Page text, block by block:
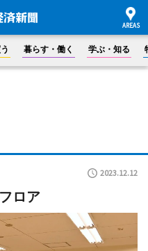
暮らす・働く 学ぶ・知る
2023.12.12
ロア